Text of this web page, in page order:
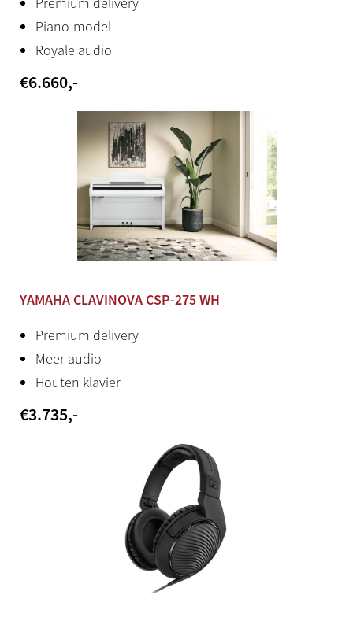
Ritmes
495 preset styles
Audio en MIDI
Standard phone jack (R, L/L+R)
USB to device
Ja
Standaard stereo jack (2x)
Piano-model
Royale audio
€6.660,-
YAMAHA CLAVINOVA CSP-275 WH
Premium delivery
Meer audio
Houten klavier
€3.735,-